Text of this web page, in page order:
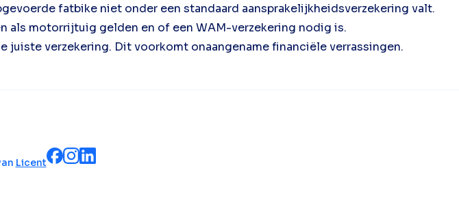
fatbike niet onder een standaard aansprakelijkheidsverzekering valt.
motorrijtuig gelden en of een WAM-verzekering nodig is.
juiste verzekering. Dit voorkomt onaangename financiële verrassingen.
Licent